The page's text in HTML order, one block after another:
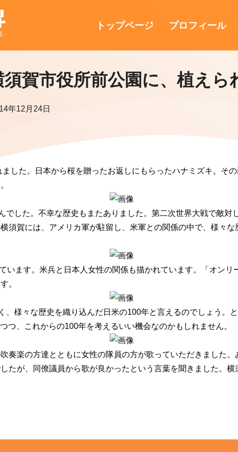
トップページ プロフィール
賀市役所前公園に、植えら
年12月24日
した。日本から桜を贈ったお返しにもらったハナミズキ。そ
した。不幸な歴史もまたありました。第二次世界大戦で敵
須賀には、アメリカ軍が駐留し、米軍との関係の中で、様々
います。米兵と日本人女性の関係も描かれています。「オン
。
様々な歴史を織り込んだ日米の100年と言えるのでしょう。
、これからの100年を考えるいい機会なのかもしれません。
吹奏楽の方達とともに女性の隊員の方が歌っていただきま
たが、同僚議員から歌が良かったという言葉を聞きました。